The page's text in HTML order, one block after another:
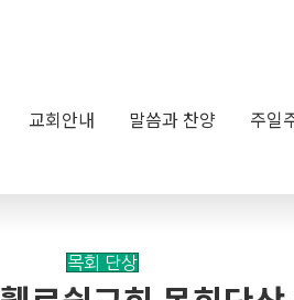
교회안내 말씀과 찬양 주일
목회 단상